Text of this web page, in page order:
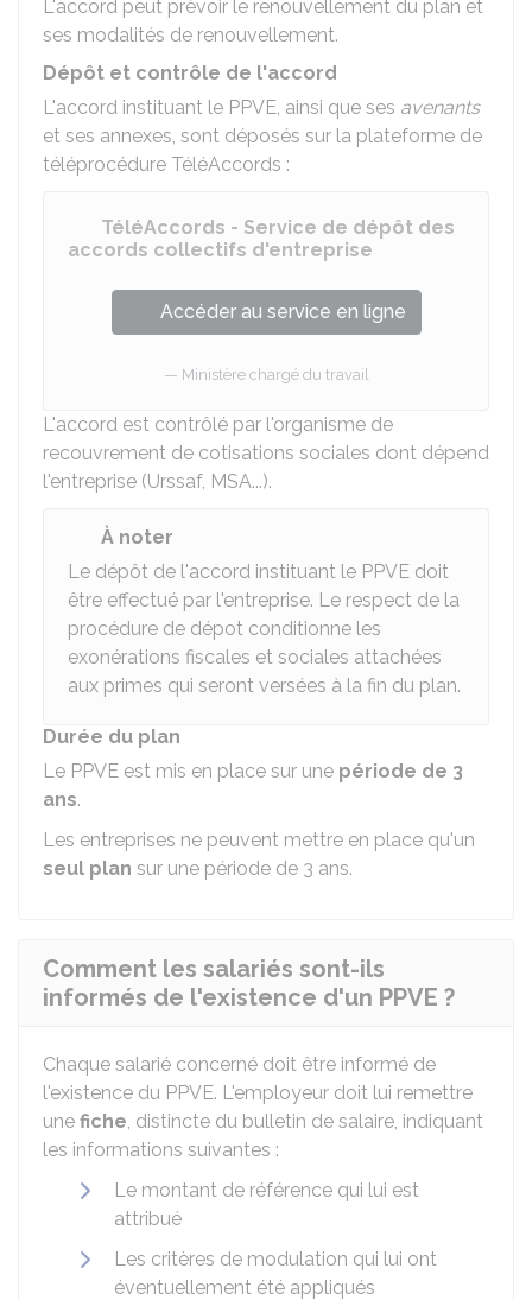
L'accord peut prévoir le renouvellement du plan et
ses modalités de renouvellement.
Dépôt et contrôle de l'accord
L'accord instituant le PPVE, ainsi que ses avenants
et ses annexes, sont déposés sur la plateforme de
téléprocédure TéléAccords :
TéléAccords - Service de dépôt des
accords collectifs d'entreprise
Accéder au service en ligne
Ministère chargé du travail
L'accord est contrôlé par l'organisme de
recouvrement de cotisations sociales dont dépend
l'entreprise (Urssaf, MSA...).
À noter
Le dépôt de l'accord instituant le PPVE doit
être effectué par l'entreprise. Le respect de la
procédure de dépot conditionne les
exonérations fiscales et sociales attachées
aux primes qui seront versées à la fin du plan.
Durée du plan
Le PPVE est mis en place sur une période de 3
ans.
Les entreprises ne peuvent mettre en place qu'un
seul plan sur une période de 3 ans.
Comment les salariés sont-ils
informés de l'existence d'un PPVE ?
Chaque salarié concerné doit être informé de
l'existence du PPVE. L'employeur doit lui remettre
une fiche, distincte du bulletin de salaire, indiquant
les informations suivantes :
Le montant de référence qui lui est
attribué
Les critères de modulation qui lui ont
éventuellement été appliqués